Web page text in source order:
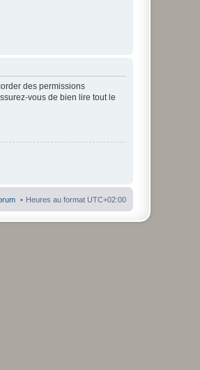
des permissions
vous de bien lire tout le
Heures au format UTC+02:00